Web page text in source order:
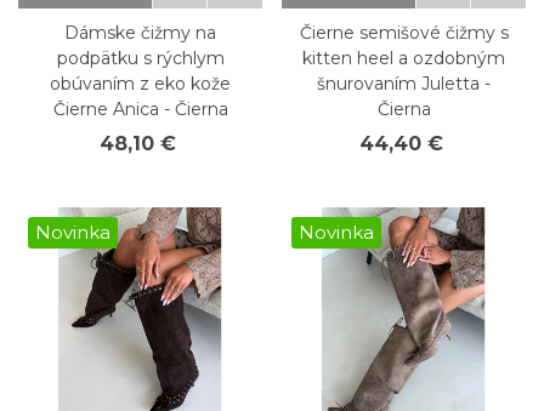
Dámske čižmy na
podpätku s rýchlym
obúvaním z eko kože
Čierne Anica - Čierna
48,10 €
Čierne semišové čižmy s
kitten heel a ozdobným
šnurovaním Juletta -
Čierna
44,40 €
Novinka Novinka